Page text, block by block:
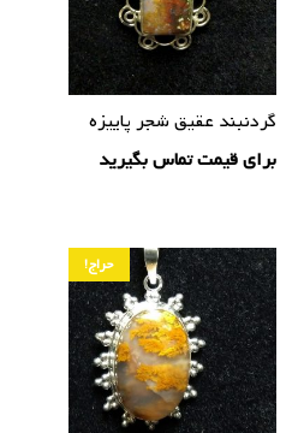
گردنبند عقیق شجر پاییزه
برای قیمت تماس بگیرید
حراج!